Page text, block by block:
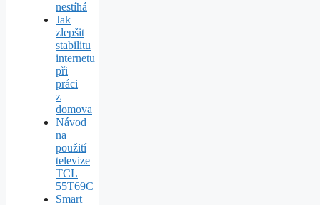
nestíhá
Jak
zlepšit
stabilitu
internetu
při
práci
z
domova
Návod
na
použití
televize
TCL
55T69C
Smart